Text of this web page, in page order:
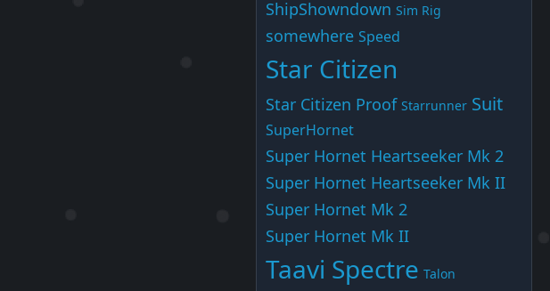
ShipShowndown Sim Rig
somewhere Speed
Star Citizen
Star Citizen Proof Starrunner Suit
SuperHornet
Super Hornet Heartseeker Mk 2
Super Hornet Heartseeker Mk II
Super Hornet Mk 2
Super Hornet Mk II
Taavi Spectre Talon